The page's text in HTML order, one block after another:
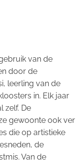
van de
door de
leerling van de
in. Elk jaar
zelf. De
gewoonte ook ver
die op artistieke
de
Van de